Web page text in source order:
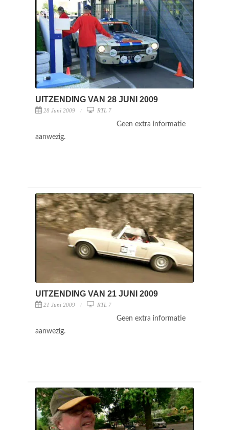
UITZENDING VAN 28 JUNI 2009
28 Juni 2009 RTL 7
Geen extra informatie
aanwezig.
UITZENDING VAN 21 JUNI 2009
21 Juni 2009 RTL 7
Geen extra informatie
aanwezig.